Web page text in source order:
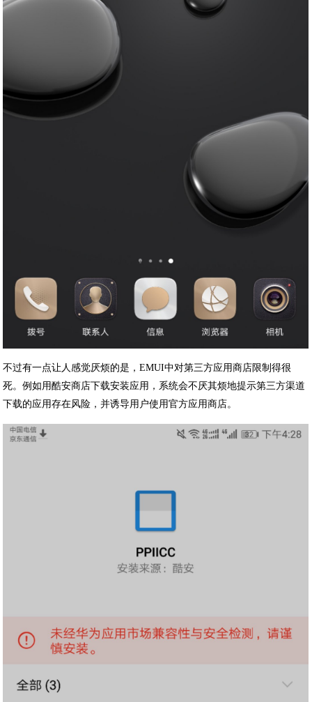
不过有一点让人感觉厌烦的是，EMUI中对第三方应用商店限制得很
死。例如用酷安商店下载安装应用，系统会不厌其烦地提示第三方渠道
下载的应用存在风险，并诱导用户使用官方应用商店。